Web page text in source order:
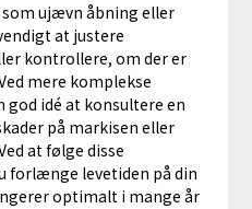
ujævn åbning eller
at justere
kontrollere, om der er
mere komplekse
idé at konsultere en
på markisen eller
at følge disse
forlænge levetiden på din
optimalt i mange år